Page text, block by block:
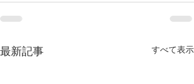
最新記事 すべて表示